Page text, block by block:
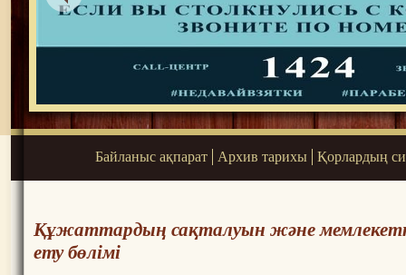
Байланыс ақпарат Архив тарихы Қорлардың
Құжаттардың сақталуын және
ету бөлімі